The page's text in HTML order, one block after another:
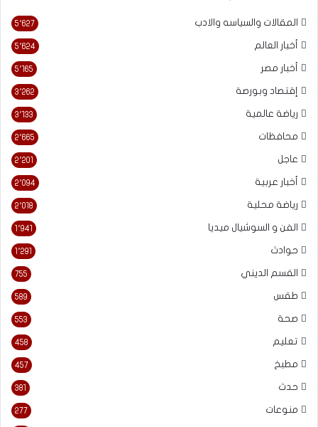
المقالات والسياسه والادب 5٬627
أخبار العالم 5٬624
أخبار مصر 5٬165
إقتصاد وبورصة 3٬262
رياضة عالمية 3٬133
محافظات 2٬665
عاجل 2٬201
أخبار عربية 2٬094
رياضة محلية 2٬018
الفن و السوشيال ميديا 1٬941
حوادث 1٬291
القسم الديني 755
طقس 589
صحة 553
تعليم 458
مطبخ 457
حدث 381
منوعات 277